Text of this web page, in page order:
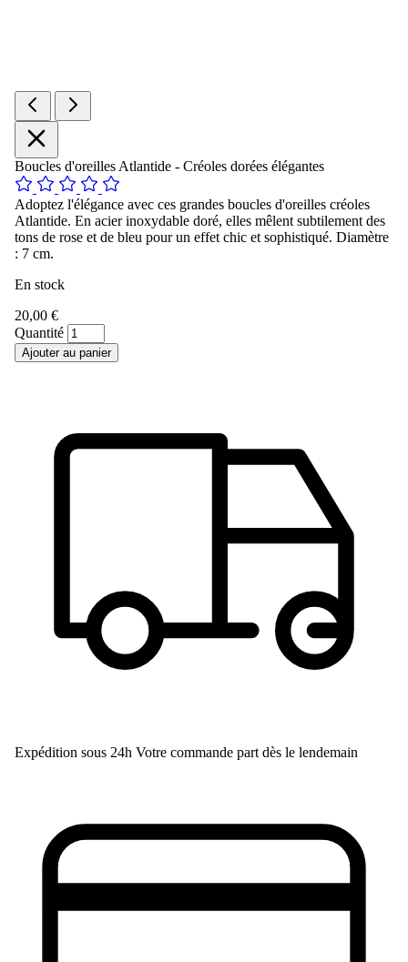
Boucles d'oreilles Atlantide - Créoles dorées élégantes
Adoptez l'élégance avec ces grandes boucles d'oreilles créoles
Atlantide. En acier inoxydable doré, elles mêlent subtilement des
tons de rose et de bleu pour un effet chic et sophistiqué. Diamètre
: 7 cm.
En stock
20,00 €
Quantité
Ajouter au panier
Expédition sous 24h Votre commande part dès le lendemain